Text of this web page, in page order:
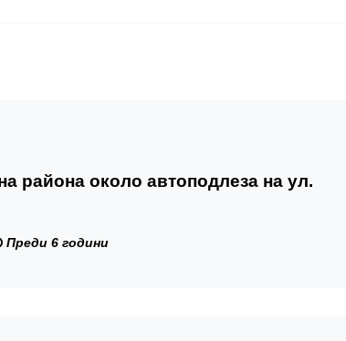
района около автоподлеза на ул.
Преди 6 години